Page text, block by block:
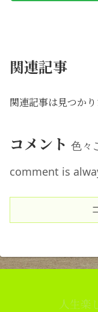
関連記事
関連記事は見つかり
コメント 色々
comment is
人生楽